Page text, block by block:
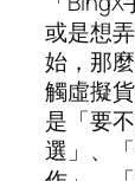
或是想
始，那
觸虛擬
是「要
選」、